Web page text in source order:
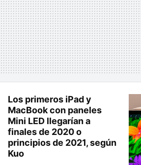
Los primeros iPad y
MacBook con paneles
Mini LED llegarían a
finales de 2020 o
principios de 2021, según
Kuo